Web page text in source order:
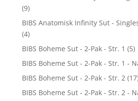
(9)
BIBS Anatomisk Infinity Sut -
(4)
BIBS Boheme Sut - 2-Pak - Str. 1 (5)
BIBS Boheme Sut - 2-Pak - Str. 1 -
BIBS Boheme Sut - 2-Pak - Str. 2
BIBS Boheme Sut - 2-Pak - Str. 2 -